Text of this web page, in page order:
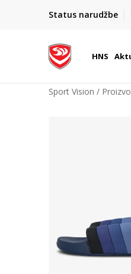
Status narudžbe
Dostava 1,50 €
HNS
Sport Vision